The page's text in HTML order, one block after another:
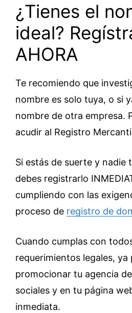
¿Tienes el
ideal?
AHORA
Te recomiendo que
nombre es solo tuya, o si
nombre de otra empresa.
acudir al Registro
Si estás de suerte y nadie
debes registrarlo
cumpliendo con las
proceso de registro de
Cuando cumplas con
requerimientos legales, ya
promocionar tu agencia
sociales y en tu página
inmediata.